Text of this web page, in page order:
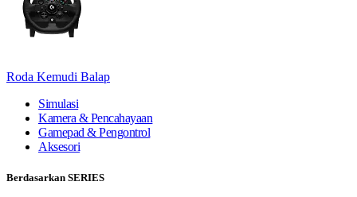
Roda Kemudi Balap
Simulasi
Kamera & Pencahayaan
Gamepad & Pengontrol
Aksesori
Berdasarkan SERIES